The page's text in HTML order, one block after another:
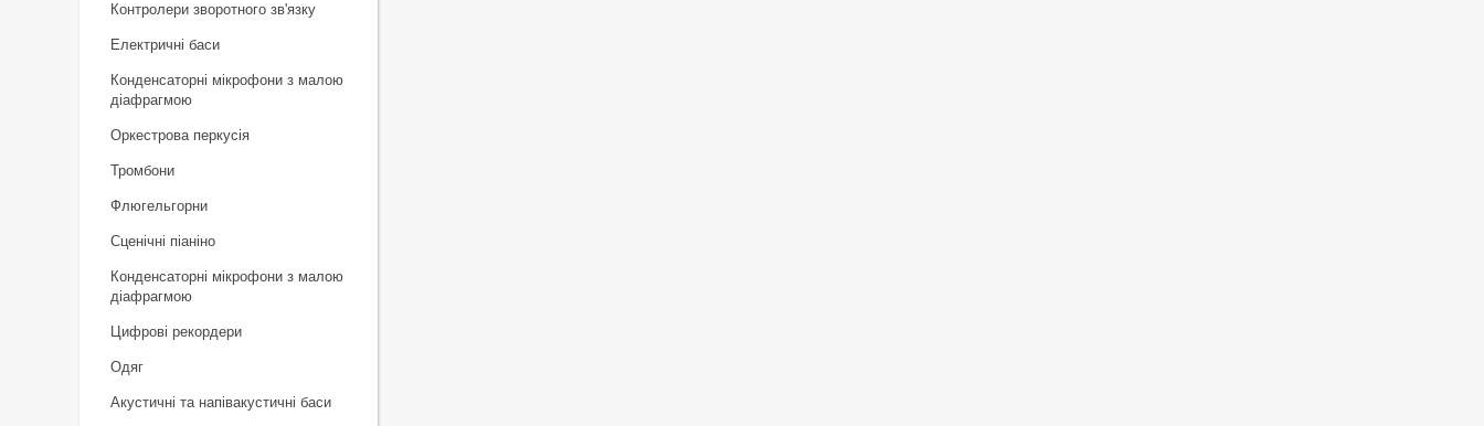
Контролери зворотного зв'язку
Електричні баси
Конденсаторні мікрофони з малою
діафрагмою
Оркестрова перкусія
Тромбони
Флюгельгорни
Сценічні піаніно
Конденсаторні мікрофони з малою
діафрагмою
Цифрові рекордери
Одяг
Акустичні та напівакустичні баси